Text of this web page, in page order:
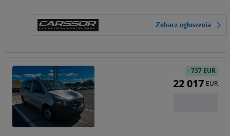
Zobacz ogłoszenia
-737 EUR
22 017 EUR